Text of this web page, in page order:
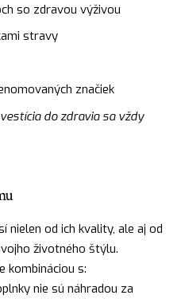
so zdravou výživou
stravy
značiek
do zdravia sa vždy
nielen od ich kvality, ale aj od
životného štýlu.
kombináciou s:
nie sú náhradou za